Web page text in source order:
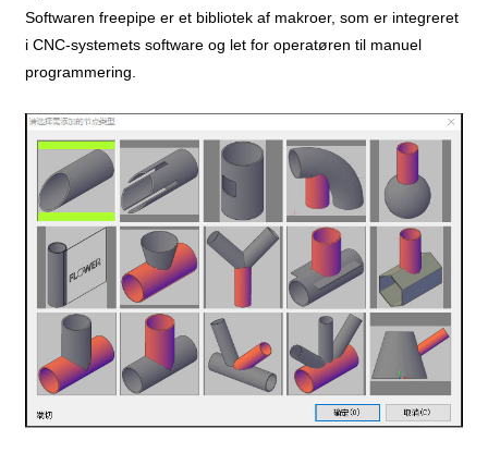
Softwaren freepipe er et bibliotek af makroer, som er integreret
i CNC-systemets software og let for operatøren til manuel
programmering.